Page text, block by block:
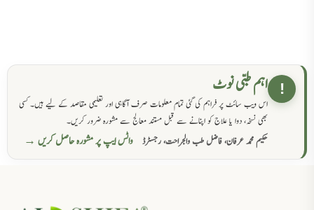
! اہم طبی نوٹ
اس ویب سائٹ پر فراہم کی گئی تمام معلومات صرف آگاہی اور تعلیمی مقاصد کے لیے ہیں۔ کسی
بھی نسخہ، دوا یا علاج کو اپنانے سے قبل مستند معالج سے مشورہ ضرور کریں۔
حکیم محمد عرفان، فاضل طب والجراحت، رجسٹرڈ
واٹس ایپ پر مشورہ حاصل کریں →